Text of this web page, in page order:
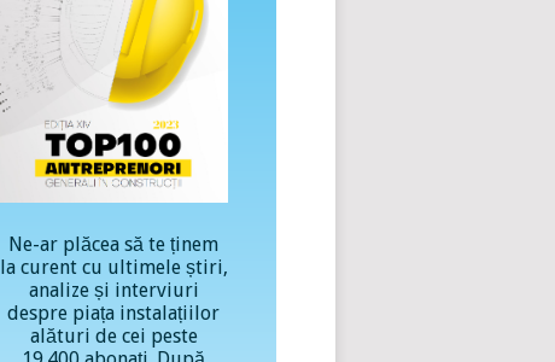
Ne-ar plăcea să te ținem
la curent cu ultimele știri,
analize și interviuri
despre piața instalațiilor
alături de cei peste